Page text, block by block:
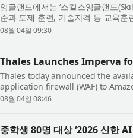
잉글랜드에서는 ‘스킬스잉글랜드
준과 도제 훈련, 기술자격 등 교육
과 신기술의 확산으로 국가직무능력...
08월 04일 09:30
Thales Launches Imperva
Thales today announced the
application firewall (WAF) to
AWS services, Imperva for AWS
08월 04일 08:46
중학생 80명 대상 ‘2026 신한